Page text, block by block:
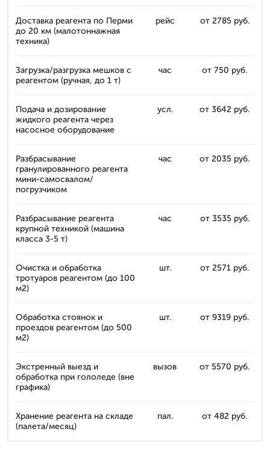
Доставка реагента по Перми
до 20 км (малотоннажная
техника)
рейс от 2785 руб.
Загрузка/разгрузка мешков с
реагентом (ручная, до 1 т)
час от 750 руб.
Подача и дозирование
жидкого реагента через
насосное оборудование
усл. от 3642 руб.
Разбрасывание
гранулированного реагента
мини-самосвалом/
погрузчиком
час от 2035 руб.
Разбрасывание реагента
крупной техникой (машина
класса 3-5 т)
час от 3535 руб.
Очистка и обработка
тротуаров реагентом (до 100
м2)
шт. от 2571 руб.
Обработка стоянок и
проездов реагентом (до 500
м2)
шт. от 9319 руб.
Экстренный выезд и
обработка при гололеде (вне
графика)
вызов от 5570 руб.
Хранение реагента на складе
(палета/месяц)
пал. от 482 руб.